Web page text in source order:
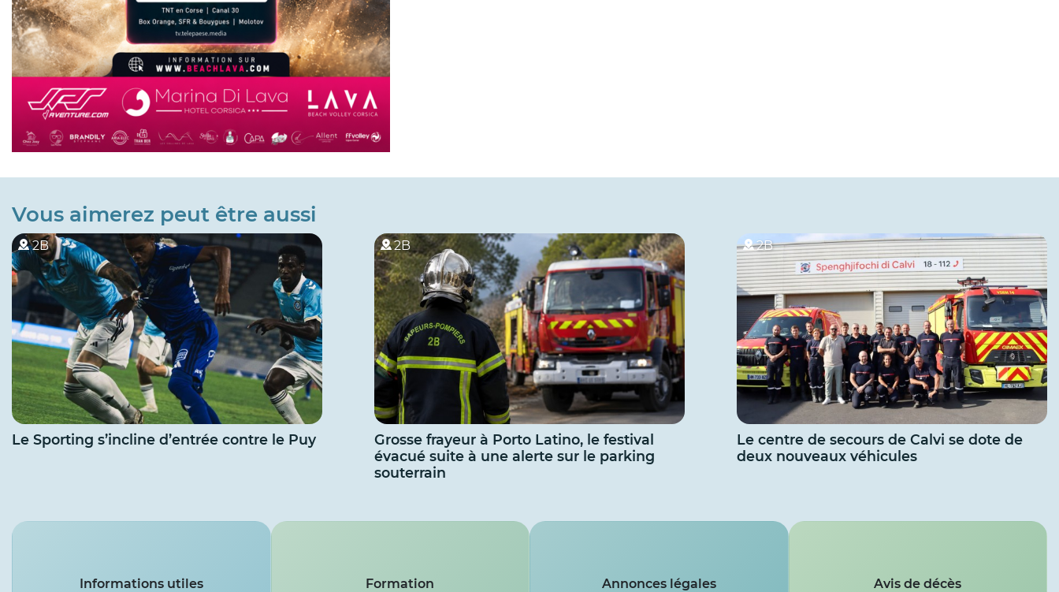
Vous aimerez peut être aussi
2B
Le Sporting s’incline d’entrée contre le Puy
2B
Grosse frayeur à Porto Latino, le festival
évacué suite à une alerte sur le parking
souterrain
2B
Le centre de secours de Calvi se dote de
deux nouveaux véhicules
Services
Informations utiles Formation Annonces légales Avis de décès